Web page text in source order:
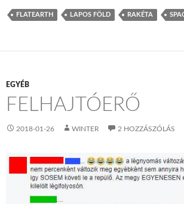
FLATEARTH LAPOS FÖLD RAKÉTA
EGYÉB
FELHAJTÓERŐ
2018-01-26 WINTER 2 HOZZÁSZÓLÁS